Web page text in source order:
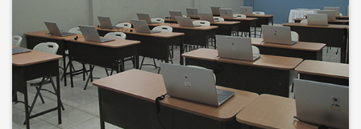
Bienvenidos a un espacio donde
las ideas cobran voz y el
conocimiento se comparte